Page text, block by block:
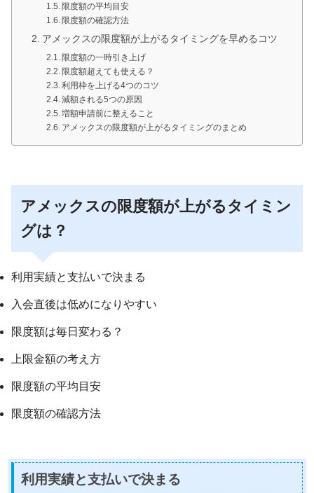
限度額の平均目安
限度額の確認方法
アメックスの限度額が上がるタイミングを早めるコツ
限度額の一時引き上げ
限度額超えても使える？
利用枠を上げる4つのコツ
減額される5つの原因
増額申請前に整えること
アメックスの限度額が上がるタイミングのまとめ
アメックスの限度額が上がるタイミン
グは？
利用実績と支払いで決まる
入会直後は低めになりやすい
限度額は毎日変わる？
上限金額の考え方
限度額の平均目安
限度額の確認方法
利用実績と支払いで決まる